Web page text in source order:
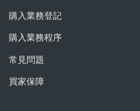
購入業務登記
購入業務程序
常見問題
買家保障